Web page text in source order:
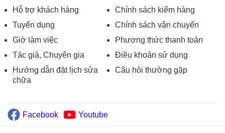
Hỗ trợ khách hàng
Tuyển dụng
Giờ làm việc
Tác giả, Chuyên gia
Hướng dẫn đặt lịch sửa
chữa
Chính sách kiểm hàng
Chính sách vận chuyển
Phương thức thanh toán
Điều khoản sử dụng
Câu hỏi thường gặp
Facebook Youtube